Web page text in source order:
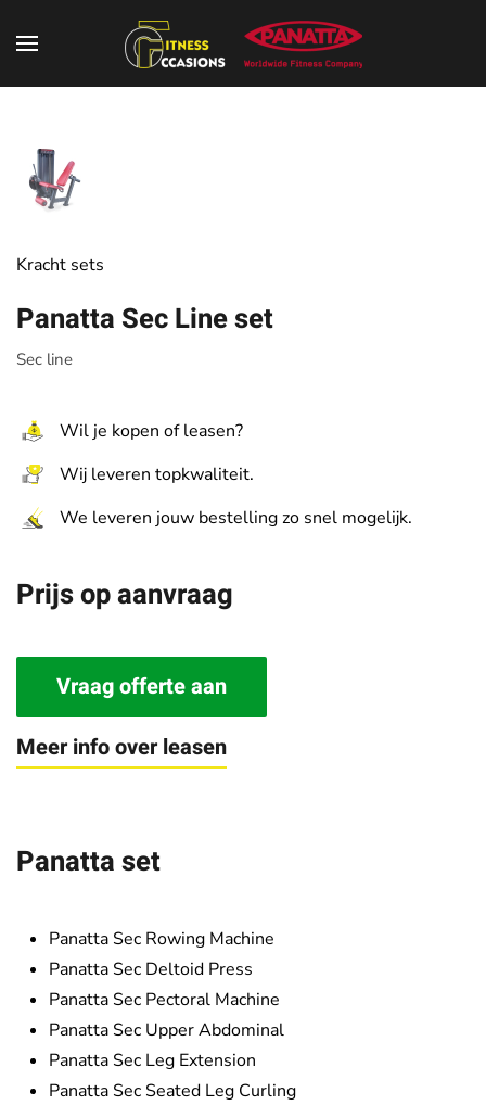
Kracht sets
Panatta Sec Line set
Sec line
Wil je kopen of leasen?
Wij leveren topkwaliteit.
We leveren jouw bestelling zo snel mogelijk.
Prijs op aanvraag
Vraag offerte aan
Meer info over leasen
Panatta set
Panatta Sec Rowing Machine
Panatta Sec Deltoid Press
Panatta Sec Pectoral Machine
Panatta Sec Upper Abdominal
Panatta Sec Leg Extension
Panatta Sec Seated Leg Curling